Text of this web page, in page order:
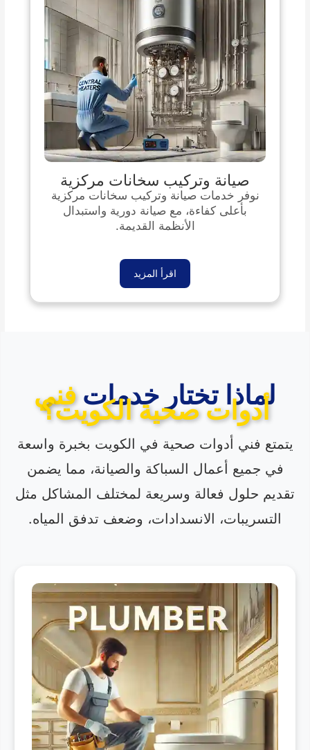
صيانة وتركيب سخانات مركزية
نوفر خدمات صيانة وتركيب سخانات مركزية
بأعلى كفاءة، مع صيانة دورية واستبدال
الأنظمة القديمة.
اقرأ المزيد
لماذا تختار خدماتفني
أدوات صحية الكويت؟
يتمتع فني أدوات صحية في الكويت بخبرة واسعة
في جميع أعمال السباكة والصيانة، مما يضمن
تقديم حلول فعالة وسريعة لمختلف المشاكل مثل
التسريبات، الانسدادات، وضعف تدفق المياه.